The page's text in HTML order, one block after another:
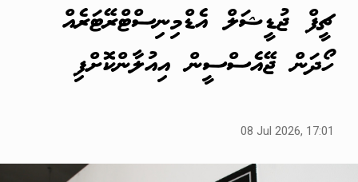
ޗީފް ޖުޑީޝަލް އެޑްމިނިސްޓްރޭޓަރެއް
ހޯދަން ޖޭއެސްސީން އިއުލާންކޮށްފި
08 Jul 2026, 17:01